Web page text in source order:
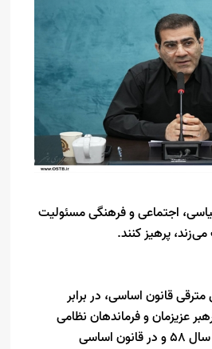
اجتماعی و فرهنگی مسئولیت
پرهیز کنند.
قانون اساسی، در برابر
عزیزمان و فرماندهان نظامی
شد، هیچ خللی در ساختار حکمرانی ایجاد نشد؛ این نشان‌دهنده استحکام ساختاری است که از سال ۵۸ و در قانون اساسی